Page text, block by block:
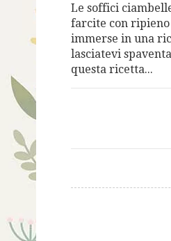
Le soffici
farcite con
immerse in una
lasciatevi
questa ricetta...